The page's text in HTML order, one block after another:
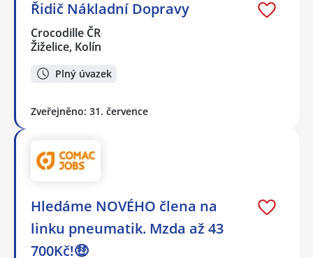
Řidič Nákladní Dopravy
Crocodille ČR
Žiželice, Kolín
Plný úvazek
Zveřejněno: 31. července
Hledáme NOVÉHO člena na
linku pneumatik. Mzda až 43
700Kč!🤑